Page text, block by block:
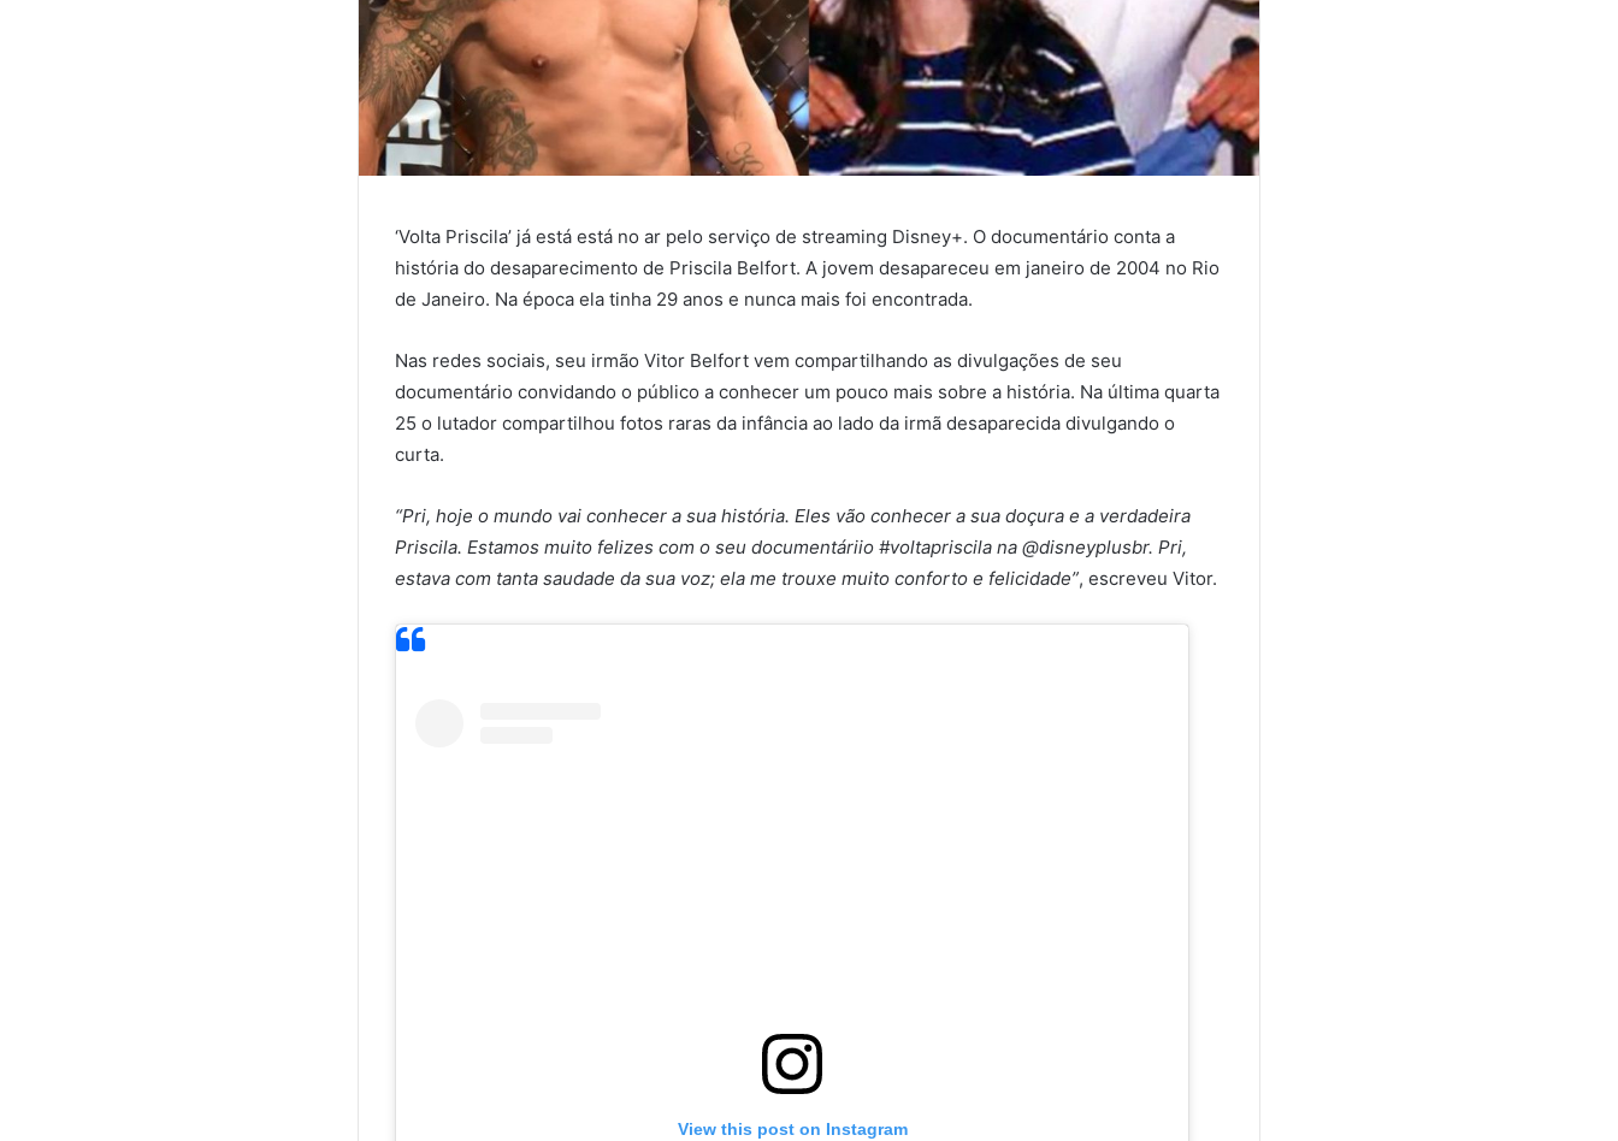
‘Volta Priscila’ já está está no ar pelo serviço de streaming Disney+. O documentário conta a
história do desaparecimento de Priscila Belfort. A jovem desapareceu em janeiro de 2004 no Rio
de Janeiro. Na época ela tinha 29 anos e nunca mais foi encontrada.
Nas redes sociais, seu irmão Vitor Belfort vem compartilhando as divulgações de seu
documentário convidando o público a conhecer um pouco mais sobre a história. Na última quarta
25 o lutador compartilhou fotos raras da infância ao lado da irmã desaparecida divulgando o
curta.
“Pri, hoje o mundo vai conhecer a sua história. Eles vão conhecer a sua doçura e a verdadeira
Priscila. Estamos muito felizes com o seu documentáriio #voltapriscila na @disneyplusbr. Pri,
estava com tanta saudade da sua voz; ela me trouxe muito conforto e felicidade”, escreveu Vitor.
View this post on Instagram